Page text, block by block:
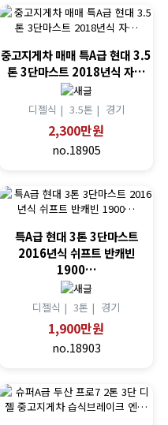
중고지게차 매매 특A급 현대 3.5
톤 3단마스트 2018년식 자…
디젤식 | 3.5톤 | 경기
2,300만원
no.18905
특A급 현대 3톤 3단마스트
2016년식 쉬프트 반캐빈
1900…
디젤식 |3톤 | 경기
1,900만원
no.18903